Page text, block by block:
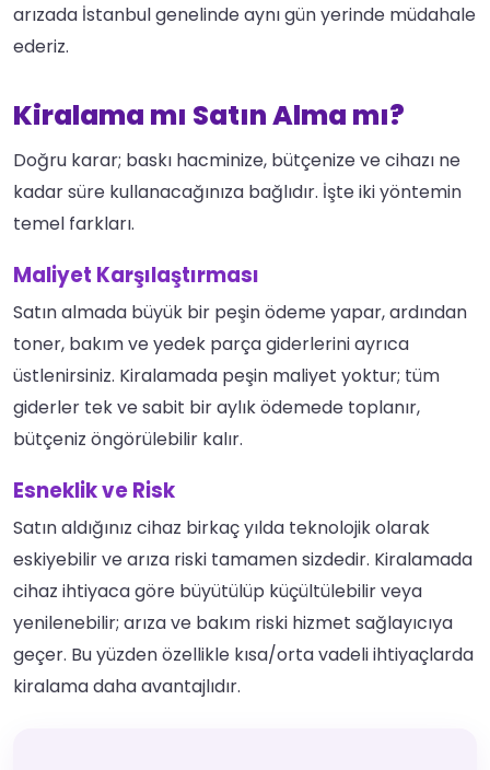
arızada İstanbul genelinde aynı gün yerinde müdahale
ederiz.
Kiralama mı Satın Alma mı?
Doğru karar; baskı hacminize, bütçenize ve cihazı ne
kadar süre kullanacağınıza bağlıdır. İşte iki yöntemin
temel farkları.
Maliyet Karşılaştırması
Satın almada büyük bir peşin ödeme yapar, ardından
toner, bakım ve yedek parça giderlerini ayrıca
üstlenirsiniz. Kiralamada peşin maliyet yoktur; tüm
giderler tek ve sabit bir aylık ödemede toplanır,
bütçeniz öngörülebilir kalır.
Esneklik ve Risk
Satın aldığınız cihaz birkaç yılda teknolojik olarak
eskiyebilir ve arıza riski tamamen sizdedir. Kiralamada
cihaz ihtiyaca göre büyütülüp küçültülebilir veya
yenilenebilir; arıza ve bakım riski hizmet sağlayıcıya
geçer. Bu yüzden özellikle kısa/orta vadeli ihtiyaçlarda
kiralama daha avantajlıdır.